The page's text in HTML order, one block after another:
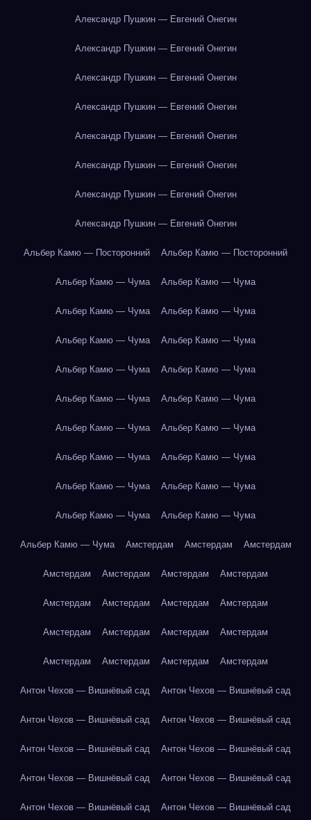
Александр Пушкин — Евгений Онегин
Александр Пушкин — Евгений Онегин
Александр Пушкин — Евгений Онегин
Александр Пушкин — Евгений Онегин
Александр Пушкин — Евгений Онегин
Александр Пушкин — Евгений Онегин
Александр Пушкин — Евгений Онегин
Александр Пушкин — Евгений Онегин
Альбер Камю — Посторонний Альбер Камю — Посторонний
Альбер Камю — Чума Альбер Камю — Чума
Альбер Камю — Чума Альбер Камю — Чума
Альбер Камю — Чума Альбер Камю — Чума
Альбер Камю — Чума Альбер Камю — Чума
Альбер Камю — Чума Альбер Камю — Чума
Альбер Камю — Чума Альбер Камю — Чума
Альбер Камю — Чума Альбер Камю — Чума
Альбер Камю — Чума Альбер Камю — Чума
Альбер Камю — Чума Альбер Камю — Чума
Альбер Камю — Чума Амстердам Амстердам Амстердам
Амстердам Амстердам Амстердам Амстердам
Амстердам Амстердам Амстердам Амстердам
Амстердам Амстердам Амстердам Амстердам
Амстердам Амстердам Амстердам Амстердам
Антон Чехов — Вишнёвый сад Антон Чехов — Вишнёвый сад
Антон Чехов — Вишнёвый сад Антон Чехов — Вишнёвый сад
Антон Чехов — Вишнёвый сад Антон Чехов — Вишнёвый сад
Антон Чехов — Вишнёвый сад Антон Чехов — Вишнёвый сад
Антон Чехов — Вишнёвый сад Антон Чехов — Вишнёвый сад